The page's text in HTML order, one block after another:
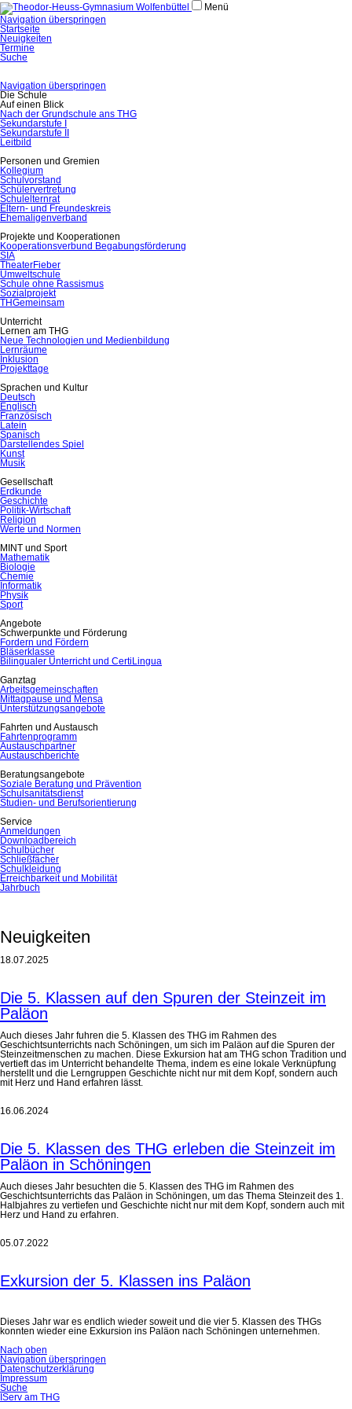
Menü
Navigation überspringen
Startseite
Neuigkeiten
Termine
Suche
Navigation überspringen
Die Schule
Auf einen Blick
Nach der Grundschule ans THG
Sekundarstufe I
Sekundarstufe II
Leitbild
Personen und Gremien
Kollegium
Schulvorstand
Schülervertretung
Schulelternrat
Eltern- und Freundeskreis
Ehemaligenverband
Projekte und Kooperationen
Kooperationsverbund Begabungsförderung
SIA
TheaterFieber
Umweltschule
Schule ohne Rassismus
Sozialprojekt
THGemeinsam
Unterricht
Lernen am THG
Neue Technologien und Medienbildung
Lernräume
Inklusion
Projekttage
Sprachen und Kultur
Deutsch
Englisch
Französisch
Latein
Spanisch
Darstellendes Spiel
Kunst
Musik
Gesellschaft
Erdkunde
Geschichte
Politik-Wirtschaft
Religion
Werte und Normen
MINT und Sport
Mathematik
Biologie
Chemie
Informatik
Physik
Sport
Angebote
Schwerpunkte und Förderung
Fordern und Fördern
Bläserklasse
Bilingualer Unterricht und CertiLingua
Ganztag
Arbeitsgemeinschaften
Mittagpause und Mensa
Unterstützungsangebote
Fahrten und Austausch
Fahrtenprogramm
Austauschpartner
Austauschberichte
Beratungsangebote
Soziale Beratung und Prävention
Schulsanitätsdienst
Studien- und Berufsorientierung
Service
Anmeldungen
Downloadbereich
Schulbücher
Schließfächer
Schulkleidung
Erreichbarkeit und Mobilität
Jahrbuch
Neuigkeiten
18.07.2025
Die 5. Klassen auf den Spuren der Steinzeit im
Paläon
Auch dieses Jahr fuhren die 5. Klassen des THG im Rahmen des
Geschichtsunterrichts nach Schöningen, um sich im Paläon auf die Spuren der
Steinzeitmenschen zu machen. Diese Exkursion hat am THG schon Tradition und
vertieft das im Unterricht behandelte Thema, indem es eine lokale Verknüpfung
herstellt und die Lerngruppen Geschichte nicht nur mit dem Kopf, sondern auch
mit Herz und Hand erfahren lässt.
16.06.2024
Die 5. Klassen des THG erleben die Steinzeit im
Paläon in Schöningen
Auch dieses Jahr besuchten die 5. Klassen des THG im Rahmen des
Geschichtsunterrichts das Paläon in Schöningen, um das Thema Steinzeit des 1.
Halbjahres zu vertiefen und Geschichte nicht nur mit dem Kopf, sondern auch mit
Herz und Hand zu erfahren.
05.07.2022
Exkursion der 5. Klassen ins Paläon
Dieses Jahr war es endlich wieder soweit und die vier 5. Klassen des THGs
konnten wieder eine Exkursion ins Paläon nach Schöningen unternehmen.
Nach oben
Navigation überspringen
Datenschutzerklärung
Impressum
Suche
IServ am THG